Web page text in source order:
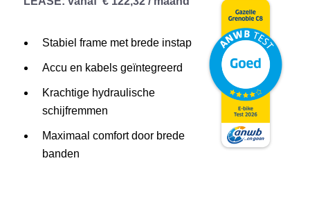
Stabiel frame met brede instap
Accu en kabels geïntegreerd
Krachtige hydraulische
schijfremmen
Maximaal comfort door brede
banden